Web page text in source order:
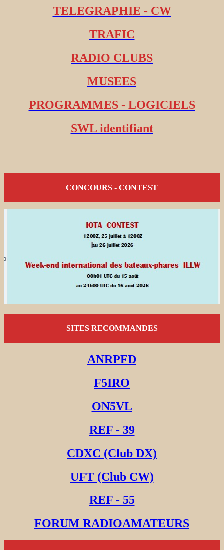
TELEGRAPHIE - CW
TRAFIC
RADIO CLUBS
MUSEES
PROGRAMMES - LOGICIELS
SWL identifiant
CONCOURS - CONTEST
SITES RECOMMANDES
ANRPFD
F5IRO
ON5VL
REF - 39
CDXC (Club DX)
UFT (Club CW)
REF - 55
FORUM RADIOAMATEURS